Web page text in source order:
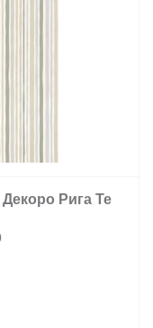
Рига Те